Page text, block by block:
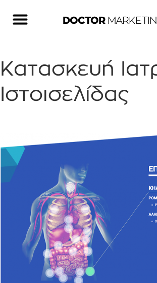
DOCTOR
Κατασκευή
Ιστοισελίδας